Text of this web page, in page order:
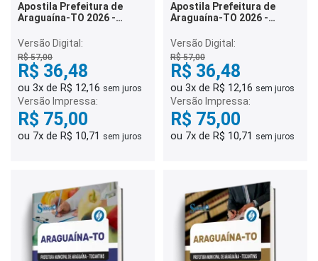
Apostila Prefeitura de
Araguaína-TO 2026 -
Informação
Versão Digital:
R$ 57,00
R$ 36,48
ou 3x de R$ 12,16 sem juros
Versão Impressa:
R$ 75,00
ou 7x de R$ 10,71 sem juros
Apostila Prefeitura de
Araguaína-TO 2026 -
Versão Digital:
R$ 57,00
R$ 36,48
ou 3x de R$ 12,16 sem juros
Versão Impressa:
R$ 75,00
ou 7x de R$ 10,71 sem juros